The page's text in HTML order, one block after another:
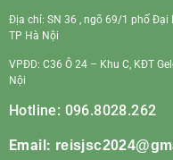
Địa chỉ: SN 36 , ngõ 69/1 phố Đại
TP Hà Nội
VPĐD: C36 Ô 24 – Khu C, KĐT
Nội
Hotline: 096.8028.262
Email: